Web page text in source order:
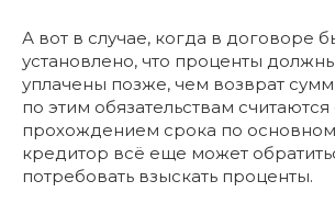
А вот в случае, когда в договоре
установлено, что проценты
уплачены позже, чем возврат
по этим обязательствам
прохождением срока по
кредитор всё еще может
потребовать взыскать проценты.